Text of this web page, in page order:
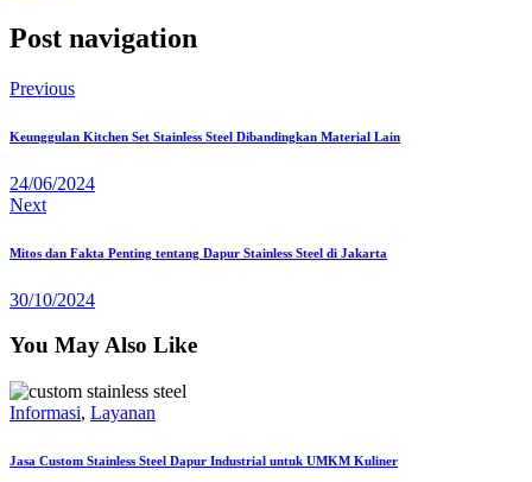
Post navigation
Previous
Keunggulan Kitchen Set Stainless Steel Dibandingkan Material Lain
24/06/2024
Next
Mitos dan Fakta Penting tentang Dapur Stainless Steel di Jakarta
30/10/2024
You May Also Like
Informasi, Layanan
Jasa Custom Stainless Steel Dapur Industrial untuk UMKM Kuliner